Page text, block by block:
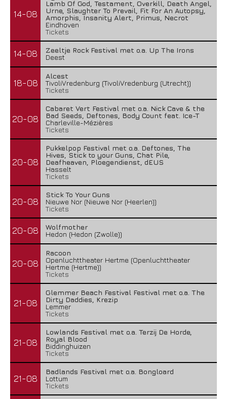
14-08
Lamb Of God, Testament, Overkill, Death Angel,
Urne, Slaughter To Prevail, Fit For An Autopsy,
Amorphis, Insanity Alert, Primus, Necrot
Eindhoven
Tickets
14-08
Zeeltje Rock Festival met o.a. Up The Irons
Deest
18-08
Alcest
TivoliVredenburg (TivoliVredenburg (Utrecht))
Tickets
20-08
Cabaret Vert Festival met o.a. Nick Cave & the
Bad Seeds, Deftones, Body Count feat. Ice-T
Charleville-Mézières
Tickets
20-08
Pukkelpop Festival met o.a. Deftones, The
Hives, Stick to your Guns, Chat Pile,
Deafheaven, Ploegendienst, dEUS
Hasselt
Tickets
20-08
Stick To Your Guns
Nieuwe Nor (Nieuwe Nor (Heerlen))
Tickets
20-08
Wolfmother
Hedon (Hedon (Zwolle))
20-08
Racoon
Openluchttheater Hertme (Openluchttheater
Hertme (Hertme))
Tickets
21-08
Glemmer Beach Festival Festival met o.a. The
Dirty Daddies, Krezip
Lemmer
Tickets
21-08
Lowlands Festival met o.a. Terzij De Horde,
Royal Blood
Biddinghuizen
Tickets
21-08
Badlands Festival met o.a. Bongloard
Lottum
Tickets